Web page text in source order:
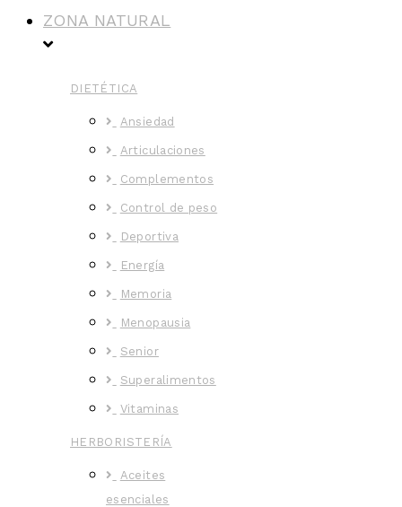
ZONA NATURAL
DIETÉTICA
Ansiedad
Articulaciones
Complementos
Control de peso
Deportiva
Energía
Memoria
Menopausia
Senior
Superalimentos
Vitaminas
HERBORISTERÍA
Aceites
esenciales